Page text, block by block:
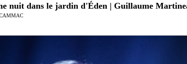
nuit dans le jardin d'Éden | Guillaume